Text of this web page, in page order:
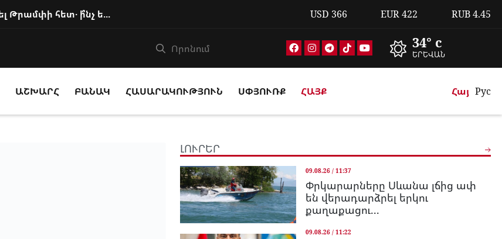
Փաշինյանը հեռախոսազրույց է ունեցել Թրամփի հետ․ ի՞նչ են քննարկել USD 366 EUR422 RUB4.45
34° c
ԵՐԵՎԱՆ
ԱՇԽԱՐՀ ԲԱՆԱԿ ՀԱՍԱՐԱԿՈՒԹՅՈՒՆ ՍՓՅՈՒՌՔ ՀԱՅՔ Հայ Рус
ԼՈՒՐԵՐ
09.08.26 / 11:37
Փրկարարները Սևանա լճից ափ
են վերադարձրել երկու
քաղաքացու...
09.08.26 / 11:22